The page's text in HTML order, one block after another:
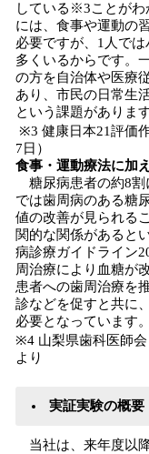
している※3ことがわ
には、食事や運動の
必要ですが、1人で
多くいるからです。
の方を自治体や医療
あり、市民の日常生
という課題があります
※3 健康日本21評価
7日）
食事・運動療法に加
糖尿病患者の約8割
では歯周病のある糖
値の改善が見られる
関的な関係があると
病診療ガイドライン
周治療により血糖が
患者への歯周治療を
診などを促すと共に
必要となっています。
※4 山梨県歯科医師会
より
実証実験の概要
当社は、来年度以